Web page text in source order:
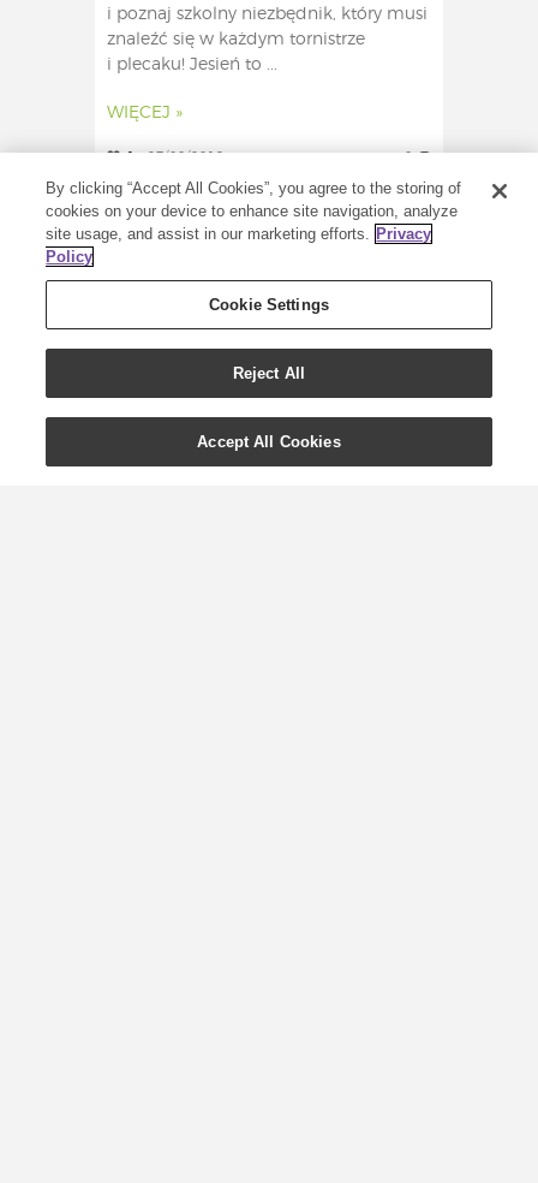
i poznaj szkolny niezbędnik, który musi
znaleźć się w każdym tornistrze
i plecaku! Jesień to ...
WIĘCEJ »
1 27/08/2019 0
By clicking “Accept All Cookies”, you agree to the storing of
cookies on your device to enhance site navigation, analyze
site usage, and assist in our marketing efforts. Privacy
Policy
Cookie Settings
Reject All
Accept All Cookies